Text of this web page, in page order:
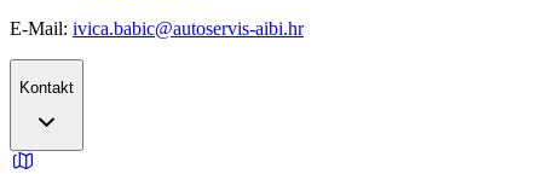
E-Mail: ivica.babic@autoservis-aibi.hr
Kontakt